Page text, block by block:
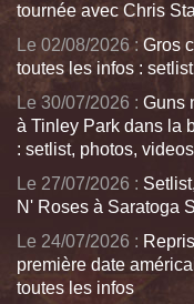
tournée avec Chris
Le 02/08/2026 : Gros
toutes les infos :
Le 30/07/2026 : Guns
à Tinley Park dans la
: setlist, photos, videos
Le 27/07/2026 :
N' Roses à Saratoga
Le 24/07/2026 :
première date
toutes les infos